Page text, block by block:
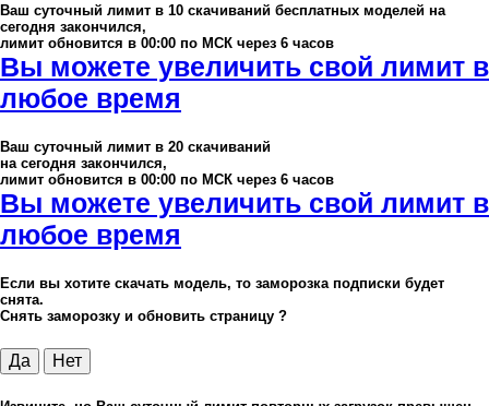
Ваш суточный лимит в 10 скачиваний бесплатных моделей на
сегодня закончился,
лимит обновится в 00:00 по МСК через 6 часов
Вы можете увеличить свой лимит в
любое время
Ваш суточный лимит в 20 скачиваний
на сегодня закончился,
лимит обновится в 00:00 по МСК через 6 часов
Вы можете увеличить свой лимит в
любое время
Если вы хотите скачать модель, то заморозка подписки будет
снята.
Снять заморозку и обновить страницу ?
Да Нет